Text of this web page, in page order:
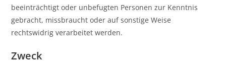
beeinträchtigt oder unbefugten Personen zur Kenntnis
gebracht, missbraucht oder auf sonstige Weise
rechtswidrig verarbeitet werden.
Zweck